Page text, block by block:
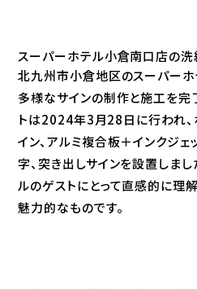
スーパーホテル小倉南口店の
北九州市小倉地区のスーパーホ
多様なサインの制作と施工を完
トは2024年3月28日に行われ
イン、アルミ複合板＋インクジェ
字、突き出しサインを設置しまし
ルのゲストにとって直感的に理
魅力的なものです。